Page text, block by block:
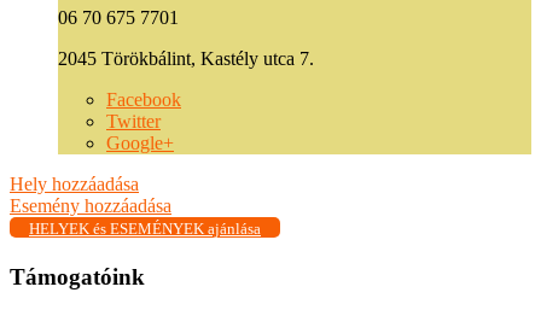
06 70 675 7701
2045 Törökbálint, Kastély utca 7.
Facebook
Twitter
Google+
Hely hozzáadása
Esemény hozzáadása
HELYEK és ESEMÉNYEK ajánlása
Támogatóink